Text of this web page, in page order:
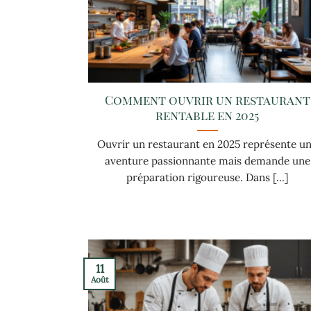
Comment ouvrir un restaurant
rentable en 2025
Ouvrir un restaurant en 2025 représente
aventure passionnante mais demande une
préparation rigoureuse. Dans [...]
11
Août